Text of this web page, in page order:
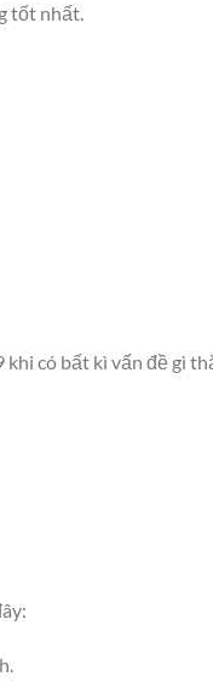
tốt nhất.
có bất kì vấn đề gì